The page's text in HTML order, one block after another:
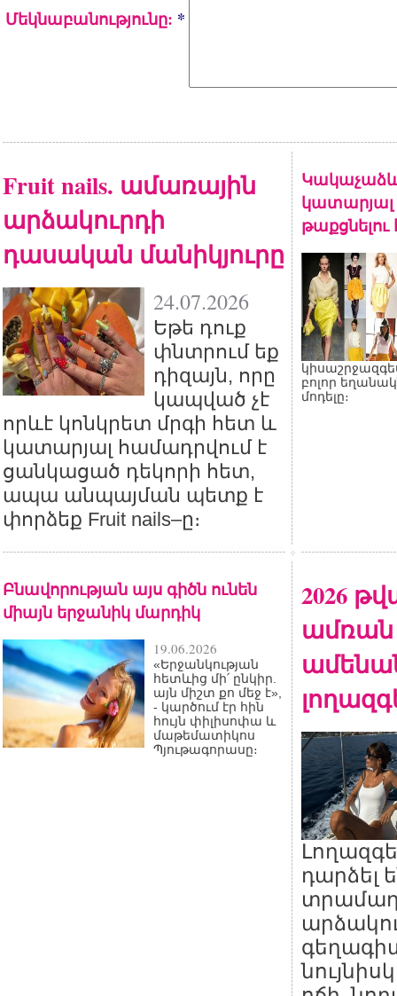
Մեկնաբանությունը: *
Fruit nails. ամառային
արձակուրդի
դասական մանիկյուրը
24.07.2026
Եթե դուք
փնտրում եք
դիզայն, որը
կապված չէ
որևէ կոնկրետ մրգի հետ և
կատարյալ համադրվում է
ցանկացած դեկորի հետ,
ապա անպայման պետք է
փորձեք Fruit nails–ը։
կատարյալ
բոլոր
մոդելը։
Բնավորության այս գիծն ունեն
միայն երջանիկ մարդիկ
19.06.2026
«Երջանկության
հետևից մի՛ ընկիր.
այն միշտ քո մեջ է»,
- կարծում էր հին
հույն փիլիսոփա և
մաթեմատիկոս
Պյութագորասը։
2026
ամռան
դարձել